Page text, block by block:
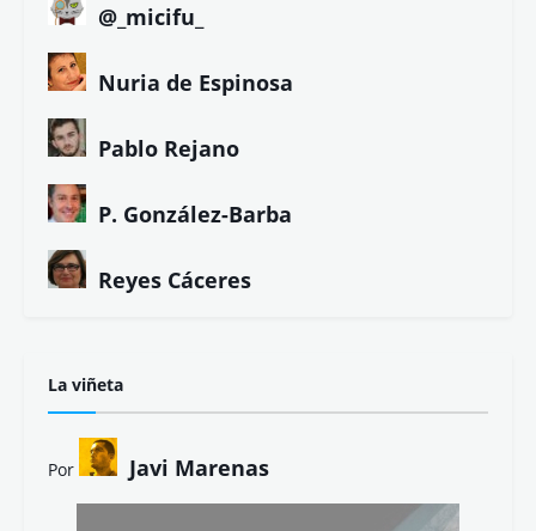
@_micifu_
Nuria de Espinosa
Pablo Rejano
P. González-Barba
Reyes Cáceres
La viñeta
Por Javi Marenas